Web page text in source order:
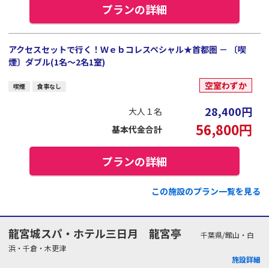
プランの詳細
アクセスセットで行く！Ｗｅｂコレスペシャル★首都圏 － 〔喫
煙〕ダブル(1名～2名1室)
喫煙 食事なし 空室わずか
大人１名 28,400円
基本代金合計 56,800円
プランの詳細
この施設のプラン一覧を見る
龍宮城スパ・ホテル三日月 龍宮亭
千葉県/館山・白
浜・千倉・木更津
施設詳細